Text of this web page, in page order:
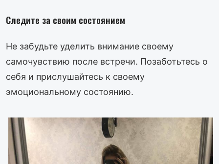
Следите за своим состоянием
Не забудьте уделить внимание своему
самочувствию после встречи. Позаботьтесь о
себя и прислушайтесь к своему
эмоциональному состоянию.